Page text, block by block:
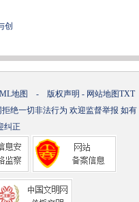
创
地图 - 版权声明 - 网站地图TXT
绝一切非法行为 欢迎监督举报 如有
纠正